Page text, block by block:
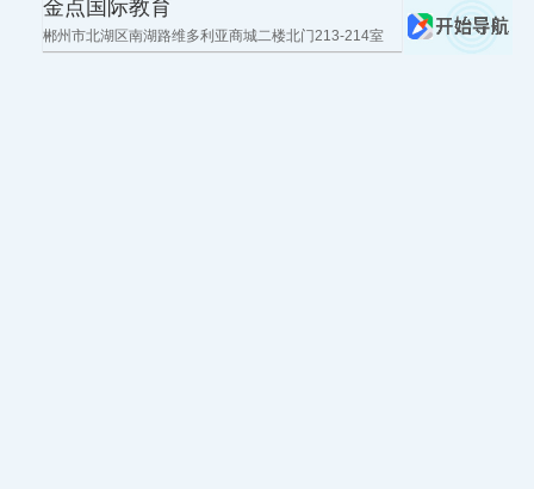
金点国际教育
郴州市北湖区南湖路维多利亚商城二楼北门213-214室